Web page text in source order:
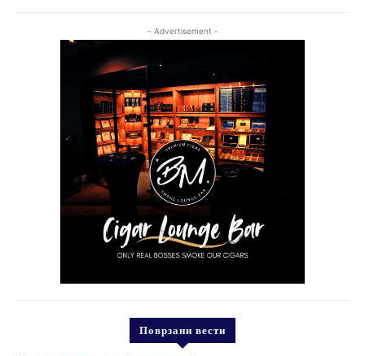
- Advertisement -
Поврзани вести